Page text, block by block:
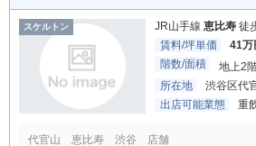
スケルトン JR山手線 恵比寿 徒
賃料/坪単価
41万
階数/面積
地上2
所在地
渋谷区代
出店可能業態
重
代官山 恵比寿 渋谷 店舗